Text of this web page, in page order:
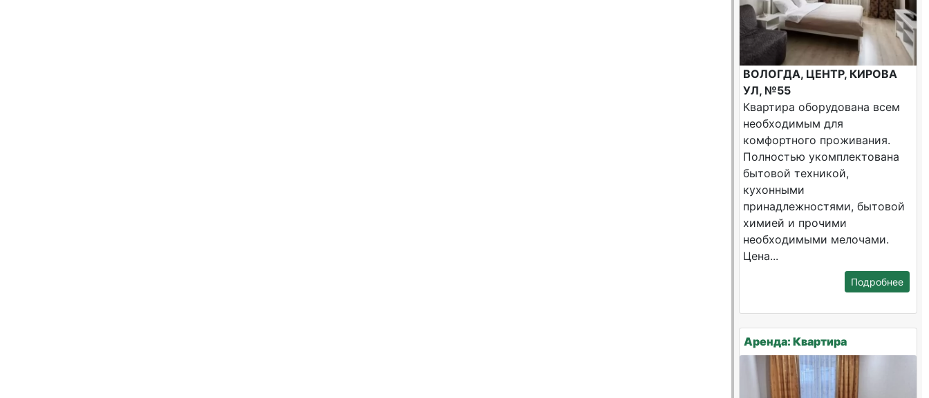
ВОЛОГДА, ЦЕНТР, КИРОВА
УЛ, №55
Квартира оборудована всем
необходимым для
комфортного проживания.
Полностью укомплектована
бытовой техникой,
кухонными
принадлежностями, бытовой
химией и прочими
необходимыми мелочами.
Цена...
Подробнее
Аренда: Квартира